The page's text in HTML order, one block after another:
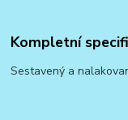
Kompletní
Sestavený a